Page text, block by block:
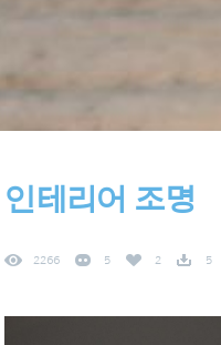
인테리어 조명
2266 5 2 5